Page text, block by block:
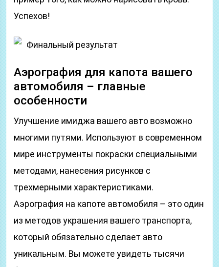
Успехов!
Финальный результат
Аэрография для капота вашего
автомобиля – главные
особенности
Улучшение имиджа вашего авто возможно
многими путями. Используют в современном
мире инструменты покраски специальными
методами, нанесения рисунков с
трехмерными характеристиками.
Аэрография на капоте автомобиля – это один
из методов украшения вашего транспорта,
который обязательно сделает авто
уникальным. Вы можете увидеть тысячи